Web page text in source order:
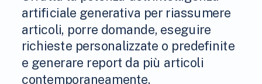
artificiale generativa per riassumere
articoli, porre domande, eseguire
richieste personalizzate o predefinite
e generare report da più articoli
contemporaneamente.